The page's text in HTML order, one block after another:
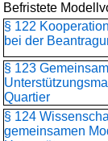
Befristete
§ 122
bei der
§ 123
Quartier
§ 124
gemeinsamen